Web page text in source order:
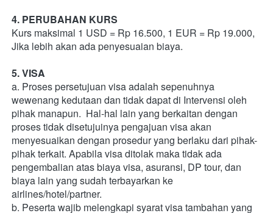
4. PERUBAHAN KURS
Kurs maksimal 1 USD = Rp 16.500, 1 EUR = Rp 19.000,
Jika lebih akan ada penyesuaian biaya.
5. VISA
a. Proses persetujuan visa adalah sepenuhnya
wewenang kedutaan dan tidak dapat di Intervensi oleh
pihak manapun.  Hal-hal lain yang berkaitan dengan
proses tidak disetujuinya pengajuan visa akan
menyesuaikan dengan prosedur yang berlaku dari pihak-
pihak terkait. Apabila visa ditolak maka tidak ada
pengembalian atas biaya visa, asuransi, DP tour, dan
biaya lain yang sudah terbayarkan ke
airlines/hotel/partner.
b. Peserta wajib melengkapi syarat visa tambahan yang